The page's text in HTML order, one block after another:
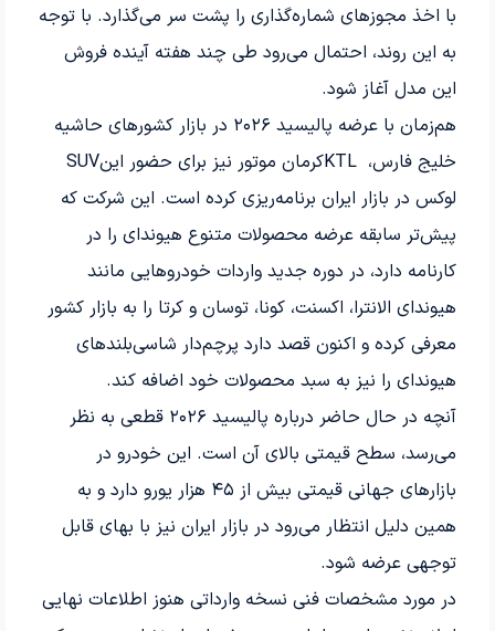
با اخذ مجوزهای شماره‌گذاری را پشت سر می‌گذارد. با توجه
به این روند، احتمال می‌رود طی چند هفته آینده فروش
این مدل آغاز شود.
هم‌زمان با عرضه پالیسید ۲۰۲۶ در بازار کشورهای حاشیه
خلیج فارس، KTLکرمان موتور نیز برای حضور اینSUV
لوکس در بازار ایران برنامه‌ریزی کرده است. این شرکت که
پیش‌تر سابقه عرضه محصولات متنوع هیوندای را در
کارنامه دارد، در دوره جدید واردات خودروهایی مانند
هیوندای الانترا، اکسنت، کونا، توسان و کرتا را به بازار کشور
معرفی کرده و اکنون قصد دارد پرچم‌دار شاسی‌بلندهای
هیوندای را نیز به سبد محصولات خود اضافه کند.
آنچه در حال حاضر درباره پالیسید ۲۰۲۶ قطعی به نظر
می‌رسد، سطح قیمتی بالای آن است. این خودرو در
بازارهای جهانی قیمتی بیش از ۴۵ هزار یورو دارد و به
همین دلیل انتظار می‌رود در بازار ایران نیز با بهای قابل
توجهی عرضه شود.
در مورد مشخصات فنی نسخه وارداتی هنوز اطلاعات نهایی